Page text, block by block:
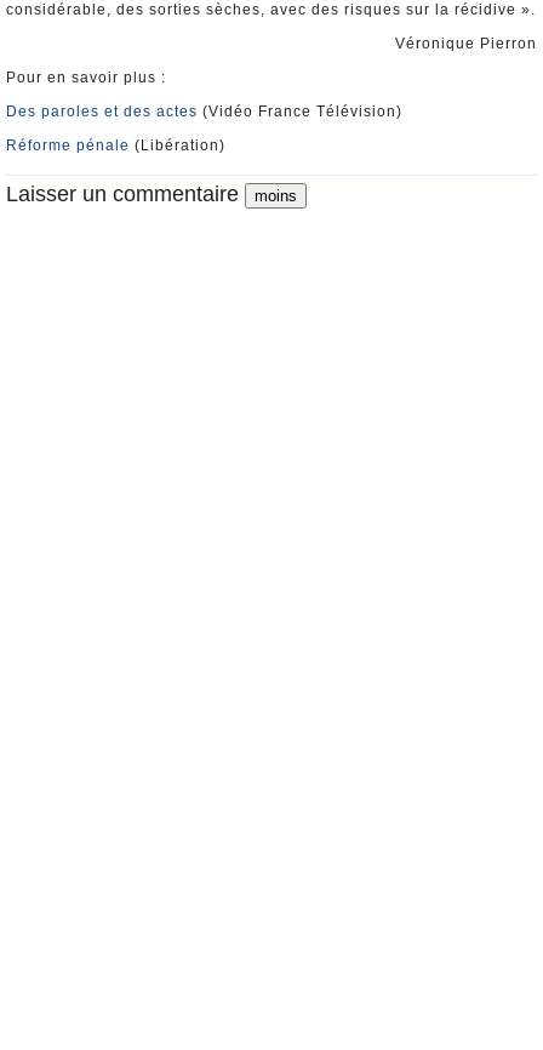
considérable, des sorties sèches, avec des risques sur la récidive ».
Véronique Pierron
Pour en savoir plus :
Des paroles et des actes (Vidéo France Télévision)
Réforme pénale (Libération)
Laisser un commentaire